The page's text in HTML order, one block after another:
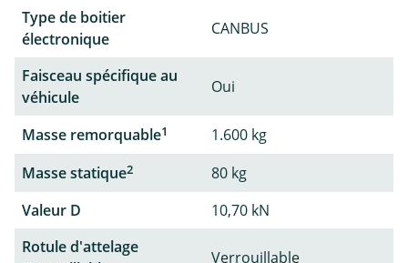
Type de boitier
électronique
CANBUS
Faisceau spécifique au
véhicule
Oui
Masse remorquable1
1.600 kg
Masse statique2
80 kg
Valeur D
10,70 kN
Rotule d'attelage
Verrouillable